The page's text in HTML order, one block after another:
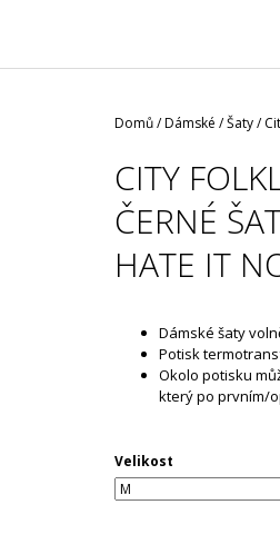
Domů/Dámské /Šaty/
CITY
ČERNÉ
HATE IT
Dámské šaty
Potisk
Okolo potisku
který po prvním/
Velikost